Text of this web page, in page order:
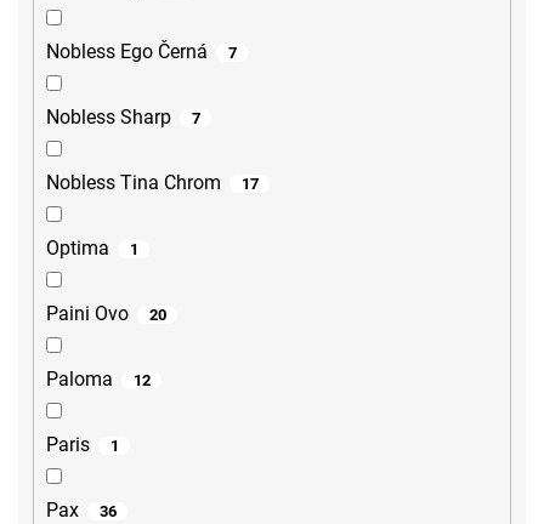
Nobless Ego Černá 7
Nobless Sharp 7
Nobless Tina Chrom 17
Optima 1
Paini Ovo 20
Paloma 12
Paris 1
Pax 36